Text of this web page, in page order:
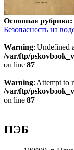
Основная рубрика:
Безопасность на
Warning: Undefined
/var/ftp/
on line 87
Warning: Attempt to
/var/ftp/
on line 87
ПЭБ